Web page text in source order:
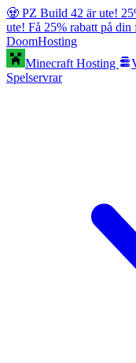
🧟 PZ Build 42 är ute!
ute! Få 25% rabatt på din
DoomHosting
Minecraft Hosting
Spelservrar